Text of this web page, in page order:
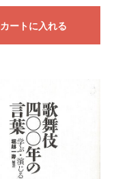
カートに入れる